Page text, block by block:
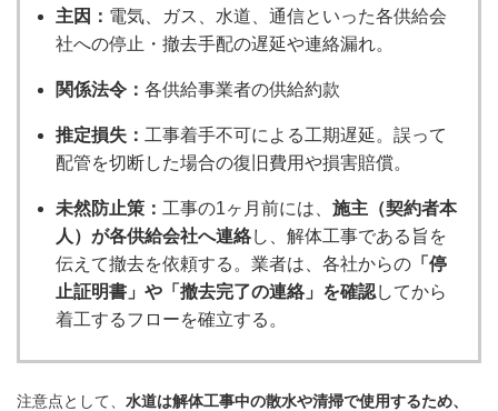
主因： 電気、ガス、水道、通信といった各供給会
社への停止・撤去手配の遅延や連絡漏れ。
関係法令： 各供給事業者の供給約款
推定損失： 工事着手不可による工期遅延。誤って
配管を切断した場合の復旧費用や損害賠償。
未然防止策： 工事の1ヶ月前には、 施主（契約者本
人）が各供給会社へ連絡し、解体工事である旨を
伝えて撤去を依頼する。業者は、各社からの 「停
止証明書」や「撤去完了の連絡」を確認してから
着工するフローを確立する。
注意点として、 水道は解体工事中の散水や清掃で使用するため、